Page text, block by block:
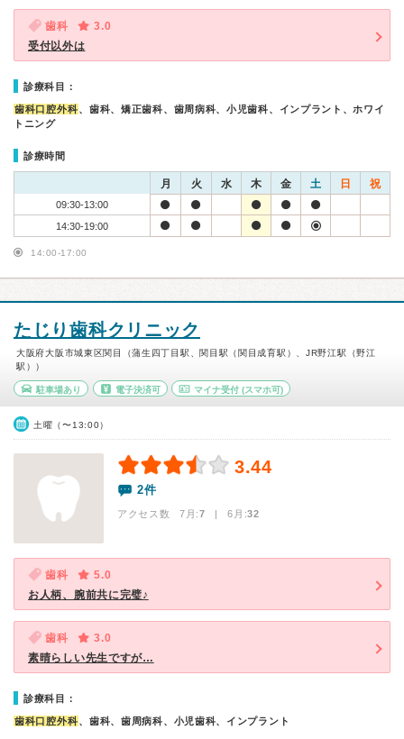
歯科
3.0
受付以外は
診療科目：
歯科口腔外科、歯科、矯正歯科、歯周病科、小児歯科、インプラント、ホワイ
トニング
診療時間
月 火 水 木 金 土 日 祝
09:30-13:00
14:30-19:00
14:00-17:00
たじり歯科クリニック
大阪府大阪市城東区関目（蒲生四丁目駅、関目駅（関目成育駅）、JR野江駅（野江
駅））
駐車場あり 電子決済可 マイナ受付 (スマホ可)
土曜（〜13:00）
3.44
2件
アクセス数 7月:7 | 6月:32
歯科
5.0
お人柄、腕前共に完璧♪
歯科
3.0
素晴らしい先生ですが…
診療科目：
歯科口腔外科、歯科、歯周病科、小児歯科、インプラント